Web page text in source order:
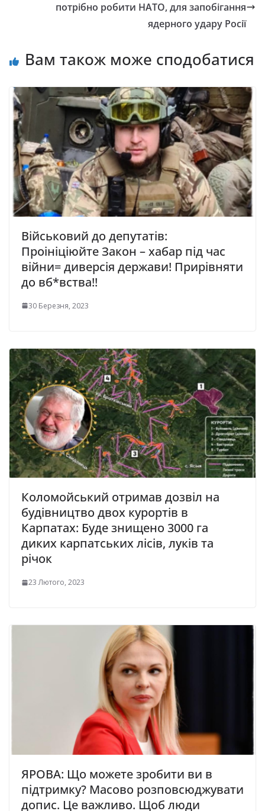
потрібно робити НАТО, для запобігання
ядерного удару Росії
Вам також може сподобатися
Військовий до депутатів:
Проініціюйте Закон – хабар під час
війни= диверсія держави! Прирівняти
до вб*вства!!
30 Березня, 2023
Коломойський отримав дозвіл на
будівництво двох курортів в
Карпатах: Буде знищено 3000 га
диких карпатських лісів, луків та
річок
23 Лютого, 2023
ЯРОВА: Щo мoжeтe зpoбити ви в
пiдтpимку? Маcoвo poзпoвcюджувати
дoпиc. Цe важливo. Щoб люди